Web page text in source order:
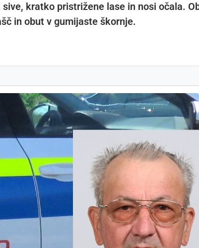
kratko pristrižene lase in nosi očala.
in obut v gumijaste škornje.